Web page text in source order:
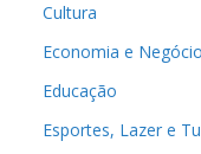
Cultura
Economia e
Educação
Esportes, Lazer e